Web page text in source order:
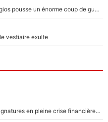
Victime de racisme contre Murray, Kyrgios pousse un énorme coup de gueule !
vestiaire exulte
Grégory Lorenzi doit renoncer à cinq signatures en pleine crise financière : L’IA propose sept noms à l’OM pour un mercato réussi... à seulement 5M€ !